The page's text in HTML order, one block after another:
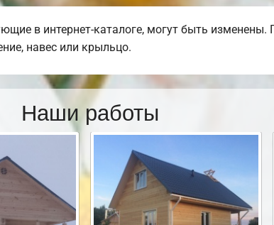
в интернет-каталоге, могут быть
навес или крыльцо.
Наши работы